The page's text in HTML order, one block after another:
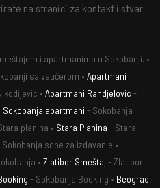
na stranici za kontakt i stvar
i apartmanima u Sokobanji. •
sa vaučerom • Apartmani
• Apartmani Randjelovic -
Sokobanja apartmani - Sokobanja
planina • Stara Planina - Stara
sobe za izdavanje •
• Zlatibor Smeštaj - Zlatibor
- Sokobanja Booking • Beograd